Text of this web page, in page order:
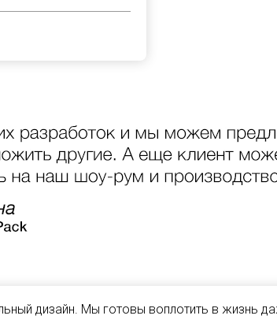
дизайн. Мы готовы воплотить в жизнь